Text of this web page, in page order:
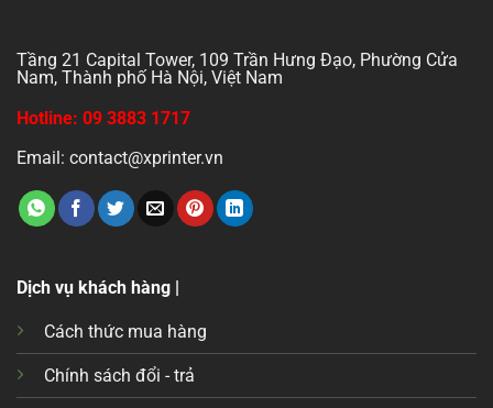
Tầng 21 Capital Tower, 109 Trần Hưng Đạo, Phường Cửa
Nam, Thành phố Hà Nội, Việt Nam
Hotline: 09 3883 1717
Email: contact@xprinter.vn
Dịch vụ khách hàng |
Cách thức mua hàng
Chính sách đổi - trả